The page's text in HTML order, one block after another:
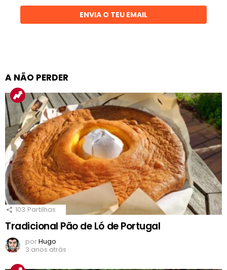
ENVIA O TEU EMAIL
A NÃO PERDER
103 Partilhas
Tradicional Pão de Ló de Portugal
porHugo
3 anos atrás